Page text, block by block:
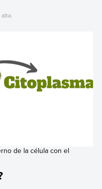
de la célula con el